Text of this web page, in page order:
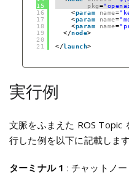
15
16
17
18
19
20
21
pkg=
<param name=
<param name=
<param name=
</node>
</launch>
実行例
文脈をふまえた ROS Topic
行した例を以下に記載しま
ターミナル 1 : チャットノ